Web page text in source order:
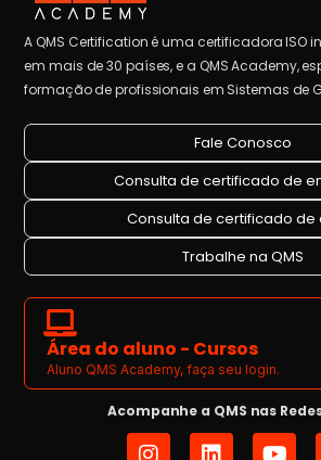
A QMS Certification é uma certificadora ISO
em mais de 30 países, e a QMS Academy,
formação de profissionais em Sistemas de
Fale Conosco
Consulta de certificado de
Consulta de certificado de
Trabalhe na QMS
Área do aluno - Cursos
Aluno QMS Academy, faça seu login.
Acompanhe a QMS nas
I
L
Y